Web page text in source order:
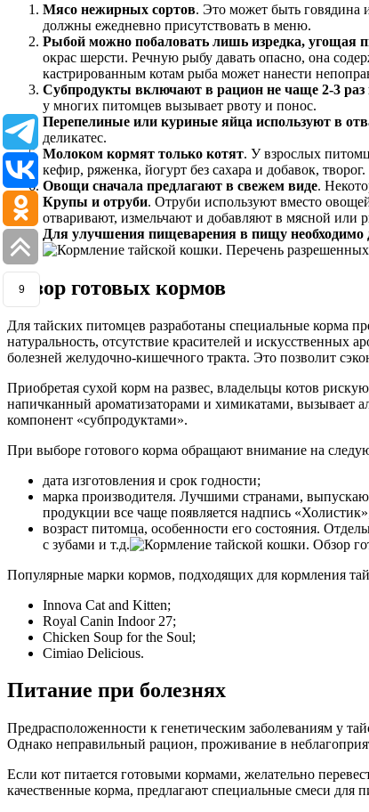
Мясо нежирных сортов. Это может быть говядина
должны ежедневно присутствовать в меню.
Рыбой можно побаловать лишь изредка, угощая
окрас шерсти. Речную рыбу давать опасно, она
кастрированным котам рыба может нанести
Субпродукты включают в рацион не чаще 2-3 раз
у многих питомцев вызывает рвоту и понос.
Перепелиные или куриные яйца используют в
деликатес.
Молоком кормят только котят. У взрослых
кефир, ряженка, йогурт без сахара и добавок,
Овощи сначала предлагают в свежем виде.
Крупы и отруби. Отруби используют вместо
отваривают, измельчают и добавляют в мясной
Для улучшения пищеварения в пищу необходимо
Обзор готовых кормов
Для тайских питомцев разработаны специальные корма
натуральность, отсутствие красителей и искусственных
болезней желудочно-кишечного тракта. Это позволит
Приобретая сухой корм на развес, владельцы котов
напичканный ароматизаторами и химикатами, вызывает
компонент «субпродуктами».
При выборе готового корма обращают внимание на
дата изготовления и срок годности;
марка производителя. Лучшими странами,
продукции все чаще появляется надпись
возраст питомца, особенности его состояния.
с зубами и т.д.
Популярные марки кормов, подходящих для кормления
Innova Cat and Kitten;
Royal Canin Indoor 27;
Chicken Soup for the Soul;
Cimiao Delicious.
Питание при болезнях
Предрасположенности к генетическим заболеваниям у
Однако неправильный рацион, проживание в
Если кот питается готовыми кормами, желательно
качественные корма, предлагают специальные смеси
9